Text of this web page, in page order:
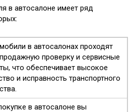
в автосалоне имеет ряд
в автосалонах проходят
проверку и сервисные
что обеспечивает высокое
и исправность транспортного
в автосалоне вы